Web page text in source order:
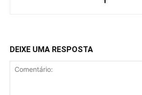
DEIXE UMA RESPOSTA